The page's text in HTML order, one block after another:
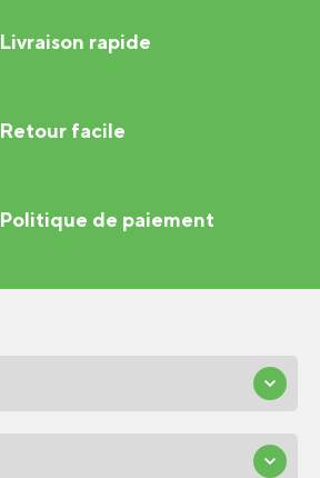
Livraison rapide
Retour facile
Politique de paiement